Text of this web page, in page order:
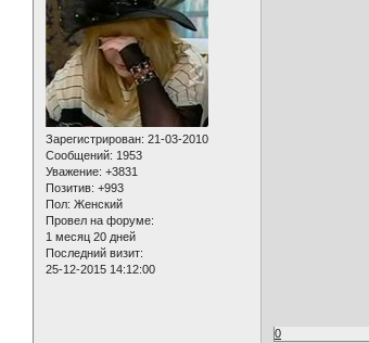
Зарегистрирован: 21-03-2010
Сообщений: 1953
Уважение: +3831
Позитив: +993
Пол: Женский
Провел на форуме:
1 месяц 20 дней
Последний визит:
25-12-2015 14:12:00
0